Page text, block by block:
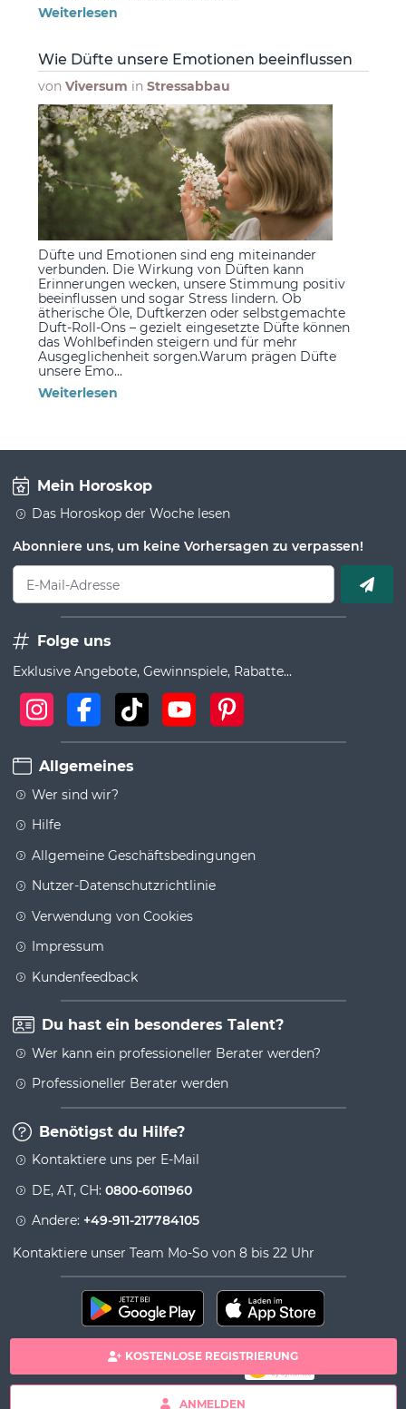
KOSTENLOSE REGISTRIERUNG
ANMELDEN
Weiterlesen
Wie Düfte unsere Emotionen beeinflussen
von Viversum in Stressabbau
Düfte und Emotionen sind eng miteinander
verbunden. Die Wirkung von Düften kann
Erinnerungen wecken, unsere Stimmung positiv
beeinflussen und sogar Stress lindern. Ob
ätherische Öle, Duftkerzen oder selbstgemachte
Duft-Roll-Ons – gezielt eingesetzte Düfte können
das Wohlbefinden steigern und für mehr
Ausgeglichenheit sorgen.Warum prägen Düfte
unsere Emo...
Weiterlesen
Mein Horoskop
Das Horoskop der Woche lesen
Abonniere uns, um keine Vorhersagen zu verpassen!
E-Mail-Adresse
Folge uns
Exklusive Angebote, Gewinnspiele, Rabatte...
Allgemeines
Wer sind wir?
Hilfe
Allgemeine Geschäftsbedingungen
Nutzer-Datenschutzrichtlinie
Verwendung von Cookies
Impressum
Kundenfeedback
Du hast ein besonderes Talent?
Wer kann ein professioneller Berater werden?
Professioneller Berater werden
Benötigst du Hilfe?
Kontaktiere uns per E-Mail
DE, AT, CH: 0800-6011960
Andere: +49-911-217784105
Kontaktiere unser Team Mo-So von 8 bis 22 Uhr
100% sichere Zahlung
Copyright& copy 2026 Viversum - Powered by Ingenio